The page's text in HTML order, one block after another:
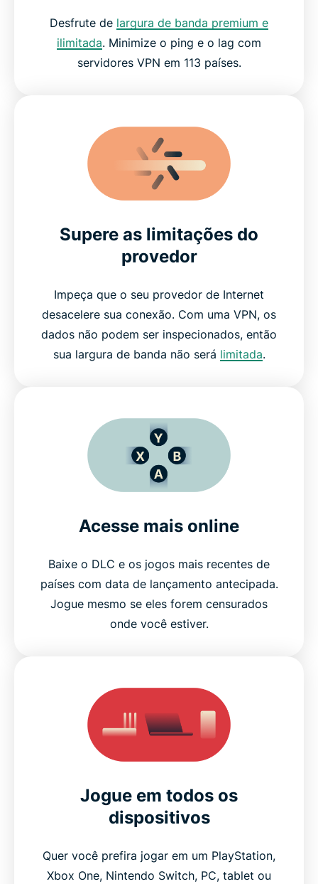
Desfrute de largura de banda premium e
ilimitada. Minimize o ping e o lag com
servidores VPN em 113 países.
Supere as limitações do
provedor
Impeça que o seu provedor de Internet
desacelere sua conexão. Com uma VPN, os
dados não podem ser inspecionados, então
sua largura de banda não será limitada.
Acesse mais online
Baixe o DLC e os jogos mais recentes de
países com data de lançamento antecipada.
Jogue mesmo se eles forem censurados
onde você estiver.
Jogue em todos os
dispositivos
Quer você prefira jogar em um PlayStation,
Xbox One, Nintendo Switch, PC, tablet ou